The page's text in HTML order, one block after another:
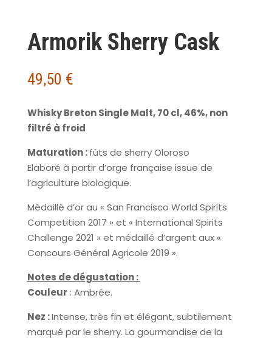
Armorik Sherry Cask
49,50 €
Whisky Breton Single Malt, 70 cl, 46%, non
filtré à froid
Maturation :fûts de sherry Oloroso
Elaboré à partir d’orge française issue de
l’agriculture biologique.
Médaillé d’or au « San Francisco World Spirits
Competition 2017 » et « International Spirits
Challenge 2021 » et médaillé d’argent aux «
Concours Général Agricole 2019 ».
Notes de dégustation :
Couleur : Ambrée.
Nez :Intense, très fin et élégant, subtilement
marqué par le sherry. La gourmandise de la